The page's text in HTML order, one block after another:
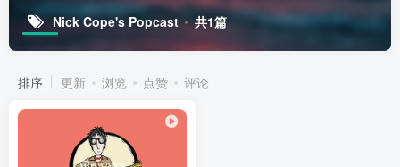
Nick Cope's Popcast 共1篇
排序 更新 浏览 点赞 评论